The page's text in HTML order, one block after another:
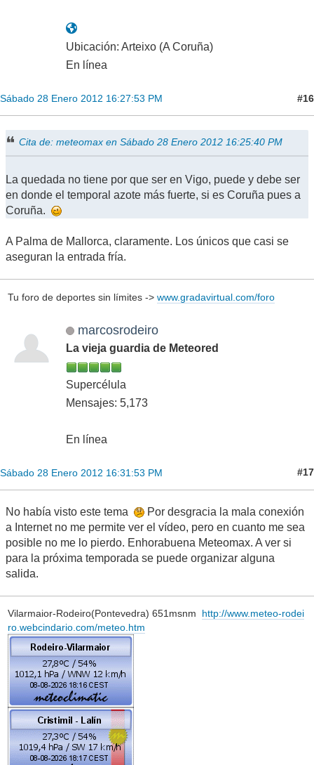
Ubicación: Arteixo (A Coruña)
En línea
Sábado 28 Enero 2012 16:27:53 PM #16
Cita de: meteomax en Sábado 28 Enero 2012 16:25:40 PM
La quedada no tiene por que ser en Vigo, puede y debe ser
en donde el temporal azote más fuerte, si es Coruña pues a
Coruña.
A Palma de Mallorca, claramente. Los únicos que casi se
aseguran la entrada fría.
Tu foro de deportes sin límites -> www.gradavirtual.com/foro
marcosrodeiro
La vieja guardia de Meteored
Supercélula
Mensajes: 5,173
En línea
Sábado 28 Enero 2012 16:31:53 PM #17
No había visto este tema
Por desgracia la mala conexión
a Internet no me permite ver el vídeo, pero en cuanto me sea
posible no me lo pierdo. Enhorabuena Meteomax. A ver si
para la próxima temporada se puede organizar alguna
salida.
Vilarmaior-Rodeiro(Pontevedra) 651msnm http://www.meteo-rodei
ro.webcindario.com/meteo.htm